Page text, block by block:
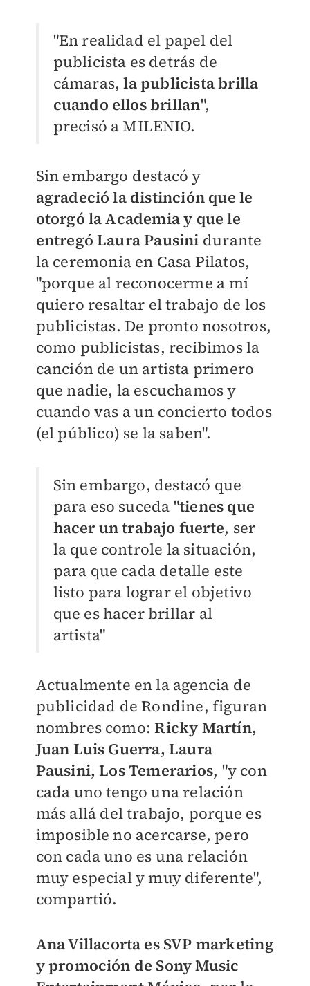
"En realidad el papel del
publicista es detrás de
cámaras,la publicista brilla
cuando ellos brillan",
precisó a MILENIO.
Sin embargo destacó y
agradeció la distinción que le
otorgó la Academia y que le
entregó Laura Pausini durante
la ceremonia en Casa Pilatos,
"porque al reconocerme a mí
quiero resaltar el trabajo de los
publicistas. De pronto nosotros,
como publicistas, recibimos la
canción de un artista primero
que nadie, la escuchamos y
cuando vas a un concierto todos
(el público) se la saben".
Sin embargo, destacó que
para eso suceda "tienes que
hacer un trabajo fuerte, ser
la que controle la situación,
para que cada detalle este
listo para lograr el objetivo
que es hacer brillar al
artista"
Actualmente en la agencia de
publicidad de Rondine, figuran
nombres como:Ricky Martín,
Juan Luis Guerra, Laura
Pausini, Los Temerarios, "y con
cada uno tengo una relación
más allá del trabajo, porque es
imposible no acercarse, pero
con cada uno es una relación
muy especial y muy diferente",
compartió.
Ana Villacorta es SVP marketing
y promoción de Sony Music